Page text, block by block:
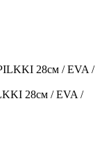
28см / EVA /